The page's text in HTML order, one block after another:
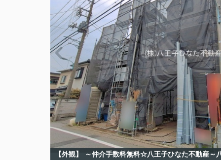
【外観】 ～仲介手数料無料☆八王子ひなた不動産